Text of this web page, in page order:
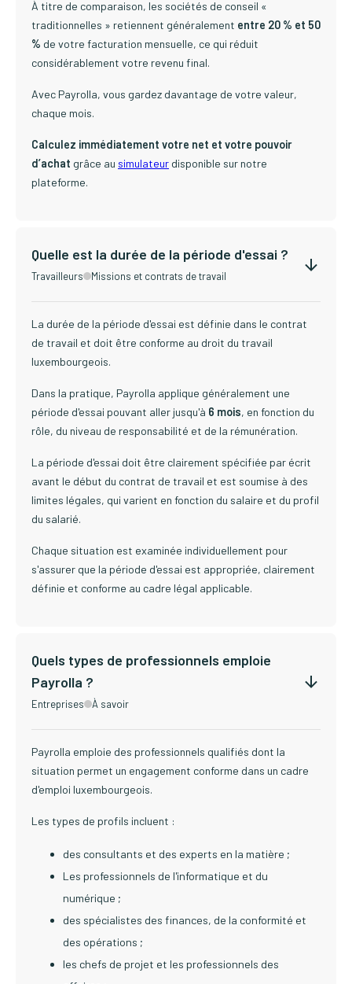
À titre de comparaison, les sociétés de conseil «
traditionnelles » retiennent généralement entre 20 % et 50
% de votre facturation mensuelle, ce qui réduit
considérablement votre revenu final.
Avec Payrolla, vous gardez davantage de votre valeur,
chaque mois.
Calculez immédiatement votre net et votre pouvoir
d’achat grâce au simulateur disponible sur notre
plateforme.
Quelle est la durée de la période d'essai ?
Travailleurs Missions et contrats de travail
La durée de la période d'essai est définie dans le contrat
de travail et doit être conforme au droit du travail
luxembourgeois.
Dans la pratique, Payrolla applique généralement une
période d'essai pouvant aller jusqu'à 6 mois, en fonction du
rôle, du niveau de responsabilité et de la rémunération.
La période d'essai doit être clairement spécifiée par écrit
avant le début du contrat de travail et est soumise à des
limites légales, qui varient en fonction du salaire et du profil
du salarié.
Chaque situation est examinée individuellement pour
s'assurer que la période d'essai est appropriée, clairement
définie et conforme au cadre légal applicable.
Quels types de professionnels emploie
Payrolla ?
Entreprises À savoir
Payrolla emploie des professionnels qualifiés dont la
situation permet un engagement conforme dans un cadre
d'emploi luxembourgeois.
Les types de profils incluent :
des consultants et des experts en la matière ;
Les professionnels de l'informatique et du
numérique ;
des spécialistes des finances, de la conformité et
des opérations ;
les chefs de projet et les professionnels des